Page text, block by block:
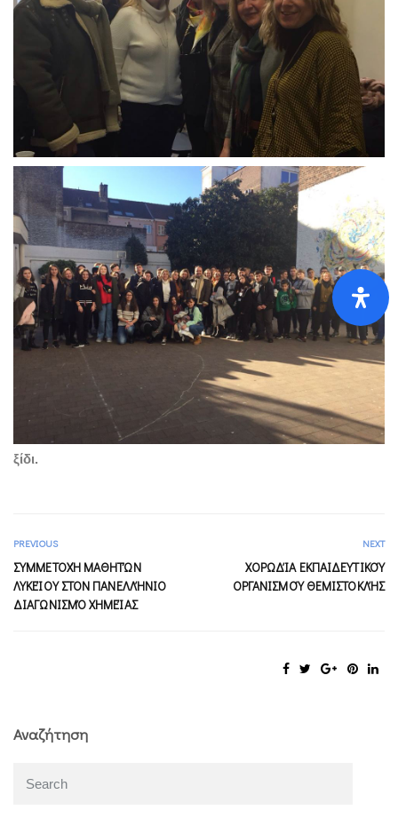
ξίδι.
PREVIOUS
ΣΥΜΜΕΤΟΧΉ ΜΑΘΗΤΏΝ
ΛΥΚΕΊΟΥ ΣΤΟΝ ΠΑΝΕΛΛΉΝΙΟ
ΔΙΑΓΩΝΙΣΜΌ ΧΗΜΕΊΑΣ
NEXT
ΧΟΡΩΔΊΑ ΕΚΠΑΙΔΕΥΤΙΚΟΎ
ΟΡΓΑΝΙΣΜΟΎ ΘΕΜΙΣΤΟΚΛΉΣ
Αναζήτηση